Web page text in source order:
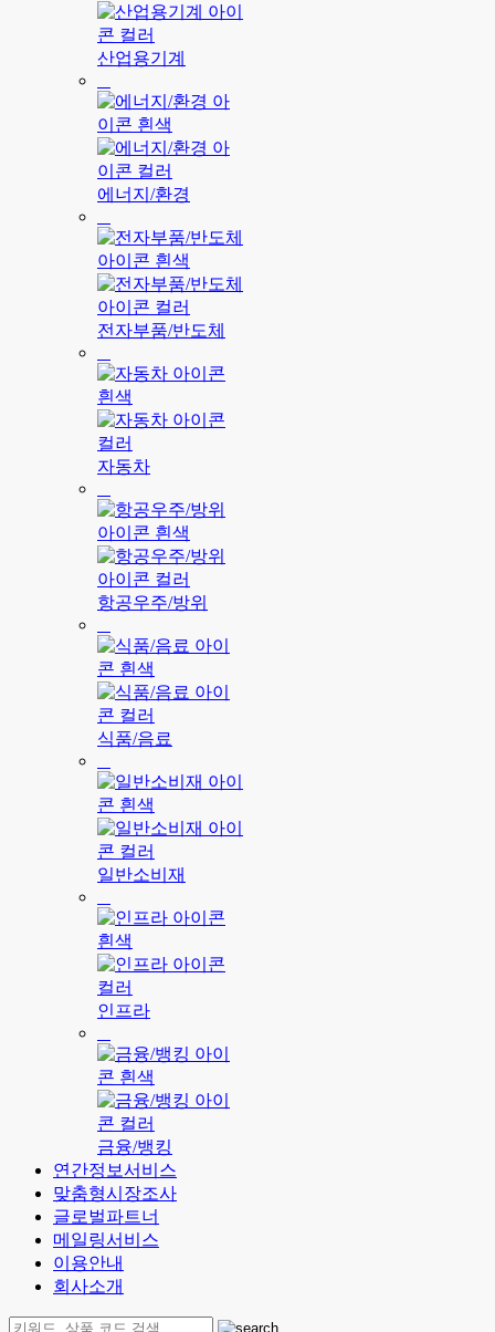
산업용기계
에너지/환경
전자부품/반도체
자동차
항공우주/방위
식품/음료
일반소비재
인프라
금융/뱅킹
연간정보서비스
맞춤형시장조사
글로벌파트너
메일링서비스
이용안내
회사소개